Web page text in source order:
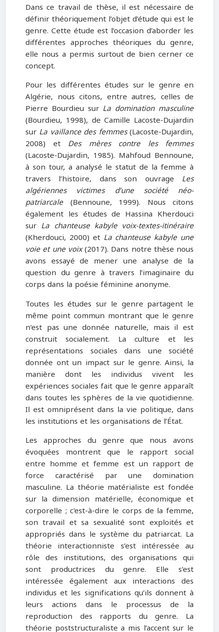
Dans ce travail de thèse, il est nécessaire de
définir théoriquement l’objet d’étude qui est le
genre. Cette étude est l’occasion d’aborder les
différentes approches théoriques du genre,
elle nous a permis surtout de bien cerner ce
concept.
Pour les différentes études sur le genre en
Algérie, nous citons, entre autres, celles de
Pierre Bourdieu sur La domination masculine
(Bourdieu, 1998), de Camille Lacoste-Dujardin
sur La vaillance des femmes(Lacoste-Dujardin,
2008) et Des mères contre les femmes
(Lacoste-Dujardin, 1985). Mahfoud Bennoune,
à son tour, a analysé le statut de la femme à
travers l’histoire, dans son ouvrage Les
algériennes victimes d’une société néo-
patriarcale (Bennoune, 1999). Nous citons
également les études de Hassina Kherdouci
sur La chanteuse kabyle voix-textes-itinéraire
(Kherdouci, 2000) et La chanteuse kabyle une
voie et une voix(2017). Dans notre thèse nous
avons essayé de mener une analyse de la
question du genre à travers l’imaginaire du
corps dans la poésie féminine anonyme.
Toutes les études sur le genre partagent le
même point commun montrant que le genre
n’est pas une donnée naturelle, mais il est
construit socialement. La culture et les
représentations sociales dans une société
donnée ont un impact sur le genre. Ainsi, la
manière dont les individus vivent les
expériences sociales fait que le genre apparaît
dans toutes les sphères de la vie quotidienne.
Il est omniprésent dans la vie politique, dans
les institutions et les organisations de l’État.
Les approches du genre que nous avons
évoquées montrent que le rapport social
entre homme et femme est un rapport de
force caractérisé par une domination
masculine. La théorie matérialiste est fondée
sur la dimension matérielle, économique et
corporelle ; c'est-à-dire le corps de la femme,
son travail et sa sexualité sont exploités et
appropriés dans le système du patriarcat. La
théorie interactionniste s’est intéressée au
rôle des institutions, des organisations qui
sont productrices du genre. Elle s’est
intéressée également aux interactions des
individus et les significations qu’ils donnent à
leurs actions dans le processus de la
reproduction des rapports du genre. La
théorie poststructuraliste a mis l’accent sur le